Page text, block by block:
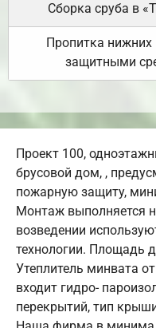
Сборка сруба в
Пропитка нижних
защитными
Проект 100,
брусовой дом, ,
пожарную защиту,
Монтаж выполняется
возведении
технологии. Площадь
Утеплитель минвата
входит гидро-
перекрытий, тип